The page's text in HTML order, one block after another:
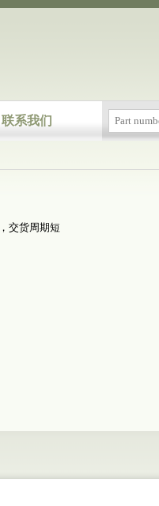
联系我们
交货周期短